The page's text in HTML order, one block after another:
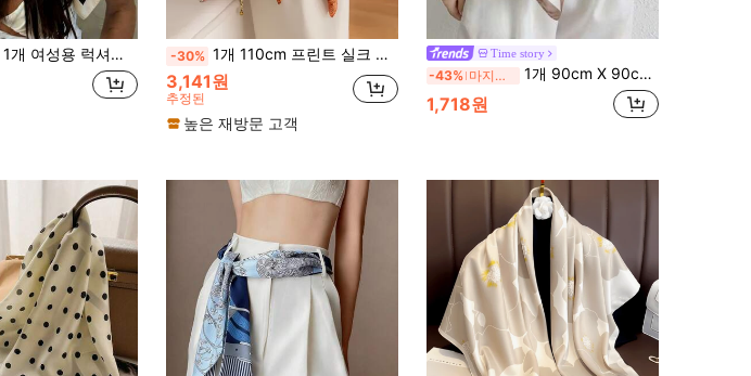
1개 여성용 럭셔리 새틴 헤드스카프 - 대비되는 테두리가 있는 실크 헤어밴드, 보헤미안 스타일 실크 헤드스카프 - 스타일리시한 테두리가 있는 다기능 패셔너블 헤어 액세서리 반다나 -30% 1개 110cm 프린트 실크 스카프 여성 플러스 사이즈 사각 스카프 여성 반다나 스타일리시 디자인 스카프 반다나
3,141원
추정된
높은 재방문 고객
Time story
-43% 마지막 2일 1개 90cm X 90cm 패션 다용도 다기능 스카프, 블루 체인 프린트 대형 스퀘어 스카프, 드레스용 자외선 차단 숄 헤드스카프
1,718원